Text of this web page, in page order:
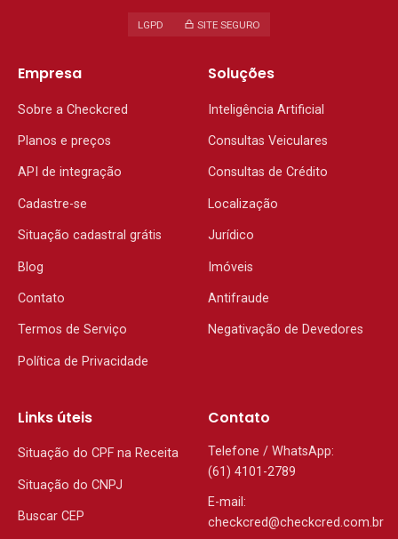
LGPD SITE SEGURO
Soluções
Inteligência Artificial
Consultas Veiculares
Consultas de Crédito
Localização
Jurídico
Imóveis
Antifraude
Negativação de Devedores
Empresa
Sobre a Checkcred
Planos e preços
API de integração
Cadastre-se
Situação cadastral grátis
Blog
Contato
Termos de Serviço
Política de Privacidade
Links úteis
Situação do CPF na Receita
Situação do CNPJ
Buscar CEP
Contato
Telefone / WhatsApp:
(61) 4101-2789
E-mail:
checkcred@checkcred.com.br